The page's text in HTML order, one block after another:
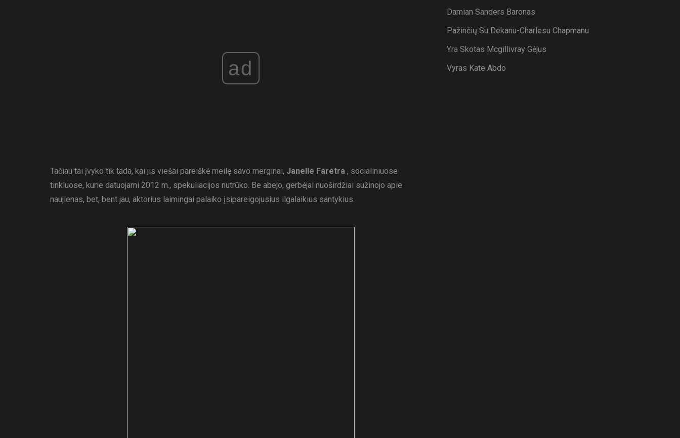
ad
Tačiau tai įvyko tik tada, kai jis viešai pareiškė meilę savo merginai, Janelle Faretra , socialiniuose
tinkluose, kurie datuojami 2012 m., spekuliacijos nutrūko. Be abejo, gerbėjai nuoširdžiai sužinojo apie
naujienas, bet, bent jau, aktorius laimingai palaiko įsipareigojusius ilgalaikius santykius.
Damian Sanders Baronas
Pažinčių Su Dekanu-Charlesu Chapmanu
Yra Skotas Mcgillivray Gėjus
Vyras Kate Abdo